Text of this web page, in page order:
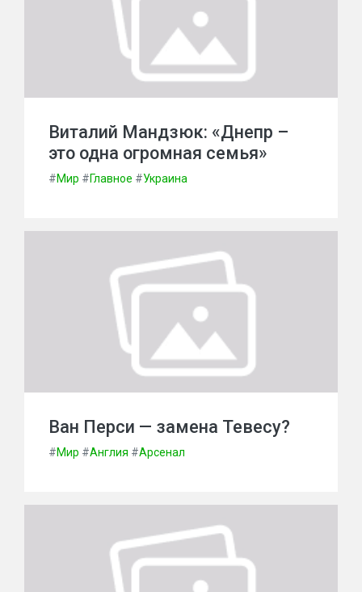
Виталий Мандзюк: «Днепр –
это одна огромная семья»
#Мир #Главное #Украина
Ван Перси — замена Тевесу?
#Мир #Англия #Арсенал